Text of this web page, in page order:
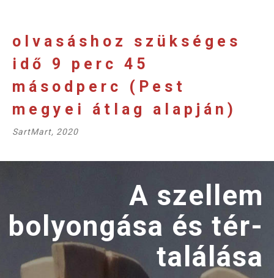
olvasáshoz szükséges
idő 9 perc 45
másodperc (Pest
megyei átlag alapján)
SartMart, 2020
A szellem
és tér-
találása
A
A KERET
A számos kinyíló